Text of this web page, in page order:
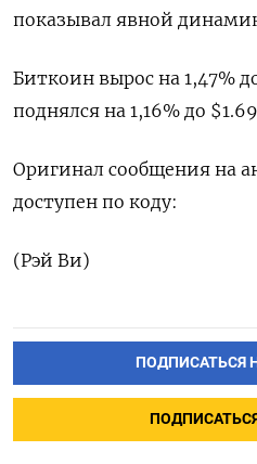
показывал явной
Биткоин вырос на 1,47%
поднялся на 1,16% до
Оригинал сообщения на
доступен по коду:
(Рэй Ви)
ПОДПИСАТЬСЯ
ПОДПИСАТЬСЯ